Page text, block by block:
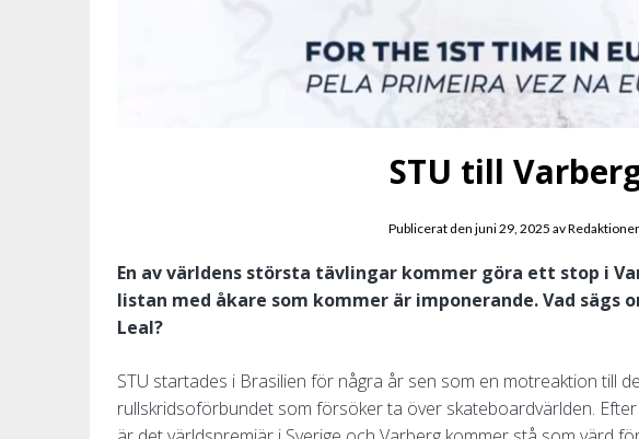
STU till
Publicerat denjuni 29, 2025 av
En av världens största tävlingar kommer göra ett stop i
listan med åkare som kommer är imponerande. Vad sägs
Leal?
STU startades i Brasilien för några år sen som en motreaktion till
rullskridsoförbundet som försöker ta över skateboardvärlden.